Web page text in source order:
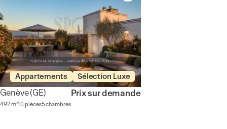
Appartements Sélection Luxe
Genève(GE)
492 m²10 pièces5 chambres
Prix sur demande